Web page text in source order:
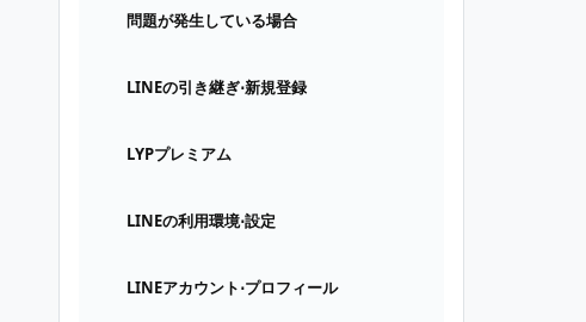
問題が発生している場合
LINEの引き継ぎ⋅新規登録
LYPプレミアム
LINEの利用環境⋅設定
LINEアカウント⋅プロフィール